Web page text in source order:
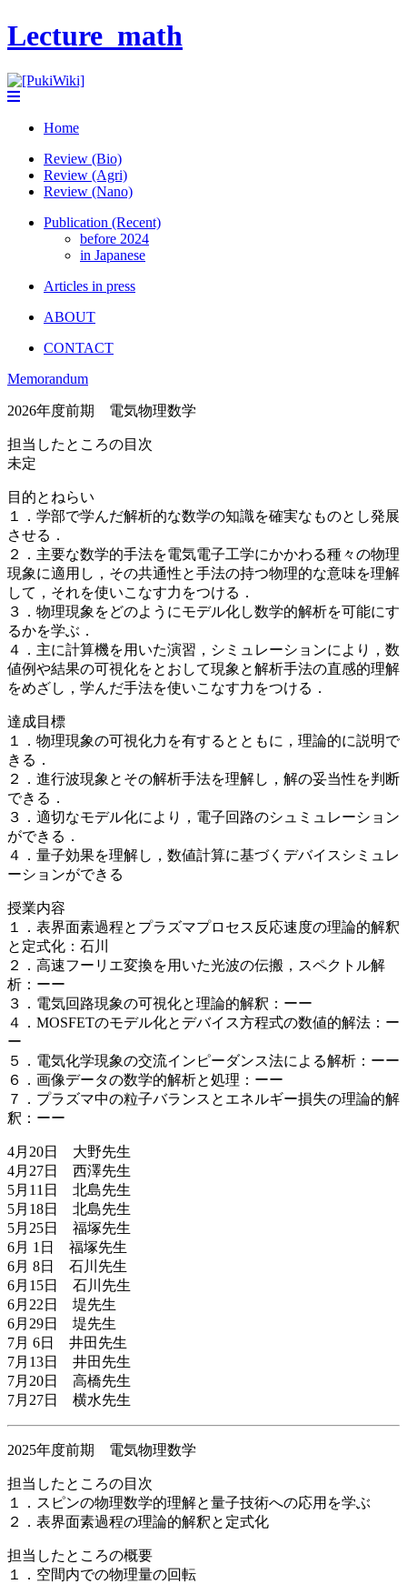
Lecture_math
Home
Review (Bio)
Review (Agri)
Review (Nano)
Publication (Recent)
before 2024
in Japanese
Articles in press
ABOUT
CONTACT
Memorandum
2026年度前期 電気物理数学
担当したところの目次
未定
目的とねらい
１．学部で学んだ解析的な数学の知識を確実なものとし発展
させる．
２．主要な数学的手法を電気電子工学にかかわる種々の物理
現象に適用し，その共通性と手法の持つ物理的な意味を理解
して，それを使いこなす力をつける．
３．物理現象をどのようにモデル化し数学的解析を可能にす
るかを学ぶ．
４．主に計算機を用いた演習，シミュレーションにより，数
値例や結果の可視化をとおして現象と解析手法の直感的理解
をめざし，学んだ手法を使いこなす力をつける．
達成目標
１．物理現象の可視化力を有するとともに，理論的に説明で
きる．
２．進行波現象とその解析手法を理解し，解の妥当性を判断
できる．
３．適切なモデル化により，電子回路のシュミュレーション
ができる．
４．量子効果を理解し，数値計算に基づくデバイスシミュレ
ーションができる
授業内容
１．表界面素過程とプラズマプロセス反応速度の理論的解釈
と定式化：石川
２．高速フーリエ変換を用いた光波の伝搬，スペクトル解
析：ーー
３．電気回路現象の可視化と理論的解釈：ーー
４．MOSFETのモデル化とデバイス方程式の数値的解法：ー
ー
５．電気化学現象の交流インピーダンス法による解析：ーー
６．画像データの数学的解析と処理：ーー
７．プラズマ中の粒子バランスとエネルギー損失の理論的解
釈：ーー
4月20日 大野先生
4月27日 西澤先生
5月11日 北島先生
5月18日 北島先生
5月25日 福塚先生
6月 1日 福塚先生
6月 8日 石川先生
6月15日 石川先生
6月22日 堤先生
6月29日 堤先生
7月 6日 井田先生
7月13日 井田先生
7月20日 高橋先生
7月27日 横水先生
2025年度前期 電気物理数学
担当したところの目次
１．スピンの物理数学的理解と量子技術への応用を学ぶ
２．表界面素過程の理論的解釈と定式化
担当したところの概要
１．空間内での物理量の回転